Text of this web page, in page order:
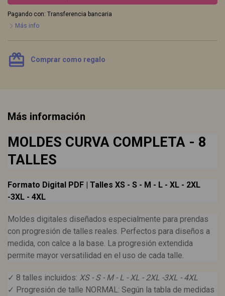
Pagando con: Transferencia bancaria
Más info
card_giftcard Comprar como regalo
Más información
MOLDES CURVA COMPLETA - 8
TALLES
Formato Digital PDF | Talles XS - S - M - L - XL - 2XL
-3XL - 4XL
Moldes digitales diseñados especialmente para prendas
con progresión de talles reales. Perfectos para diseños a
medida, con calce a la base. La progresión extendida
permite mayor versatilidad en el uso de cada talle.
✓ 8 talles incluidos: XS - S - M - L - XL - 2XL -3XL - 4XL
✓ Progresión de talle NORMAL: Según la tabla de medidas